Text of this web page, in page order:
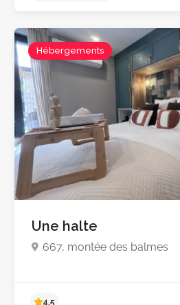
Pas encore d'avis
Hébergements
Une halte
667, montée des balmes